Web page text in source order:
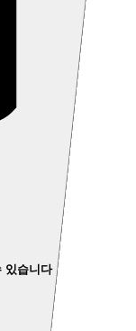
있습니다